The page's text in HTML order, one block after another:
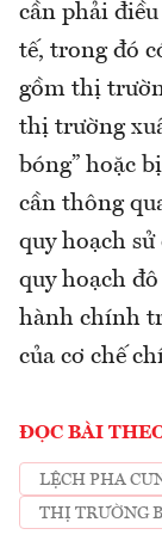
cần phải
tế, trong đó
gồm thị
thị trường
bóng” hoặc
cần thông
quy hoạch
quy hoạch
hành chính
của cơ chế
ĐỌC BÀI
LỆCH PHA
THỊ TRƯỜNG